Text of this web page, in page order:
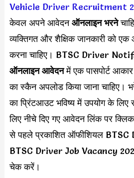
Vehicle Driver Recruitment
केवल अपने आवेदनऑनलाइन भरने
व्यक्तिगत और शैक्षिक जानकारी को
करना चाहिए। BTSC Driver
ऑनलाइन आवेदनमें एक पासपोर्ट
का स्कैन अपलोड किया जाना चाहिए।
का प्रिंटआउट भविष्य में उपयोग के लिए
लिए नीचे दिए गए आवेदन लिंक पर
से पहले प्रकाशित ऑफीशियल
BTSC Driver Job Vacancy
चेक करें।